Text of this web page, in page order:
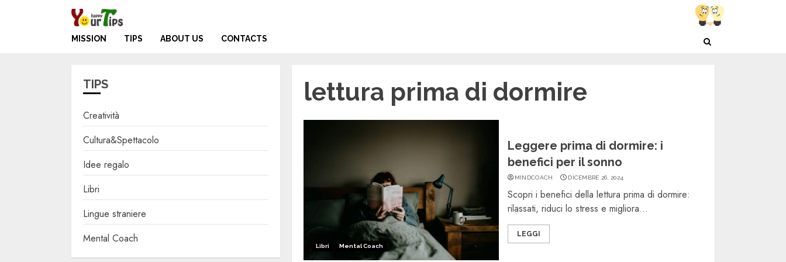
MISSION TIPS ABOUT US CONTACTS
lettura prima di dormire
Libri Mental Coach
Leggere prima di dormire: i
benefici per il sonno
MINDCOACH DICEMBRE 26, 2024
Scopri i benefici della lettura prima di dormire:
rilassati, riduci lo stress e migliora...
LEGGI
TIPS
Creatività
Cultura&Spettacolo
Idee regalo
Libri
Lingue straniere
Mental Coach